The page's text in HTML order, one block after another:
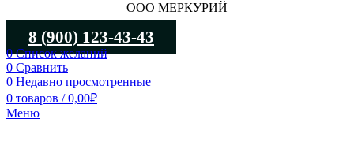
ООО МЕРКУРИЙ
8 (900) 123-43-43
0Список желаний
0 Сравнить
0 Недавно просмотренные
0 товаров / 0,00₽
Меню